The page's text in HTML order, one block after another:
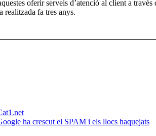
oferir serveis d’atenció al client a
realitzada fa tres anys.
ha crescut el SPAM i els llocs haquejats